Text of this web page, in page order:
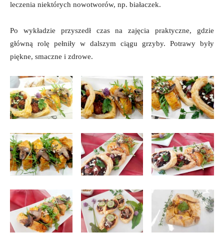
leczenia niektórych nowotworów, np. białaczek.
Po wykładzie przyszedł czas na zajęcia praktyczne, gdzie
główną rolę pełniły w dalszym ciągu grzyby. Potrawy były
piękne, smaczne i zdrowe.